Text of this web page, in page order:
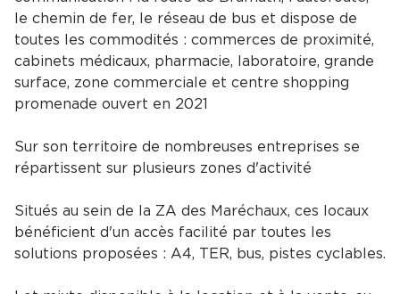
le chemin de fer, le réseau de bus et dispose de
toutes les commodités : commerces de proximité,
cabinets médicaux, pharmacie, laboratoire, grande
surface, zone commerciale et centre shopping
promenade ouvert en 2021
Sur son territoire de nombreuses entreprises se
répartissent sur plusieurs zones d'activité
Situés au sein de la ZA des Maréchaux, ces locaux
bénéficient d'un accès facilité par toutes les
solutions proposées : A4, TER, bus, pistes cyclables.